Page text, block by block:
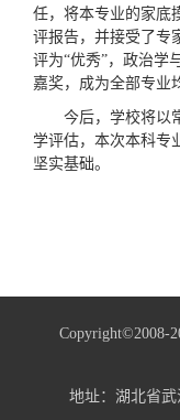
任，将本专业的家底
评报告，并接受了专
评为“优秀”，政治学
嘉奖，成为全部专业
今后，学校将以
学评估，本次本科专
坚实基础。
地址：湖北省